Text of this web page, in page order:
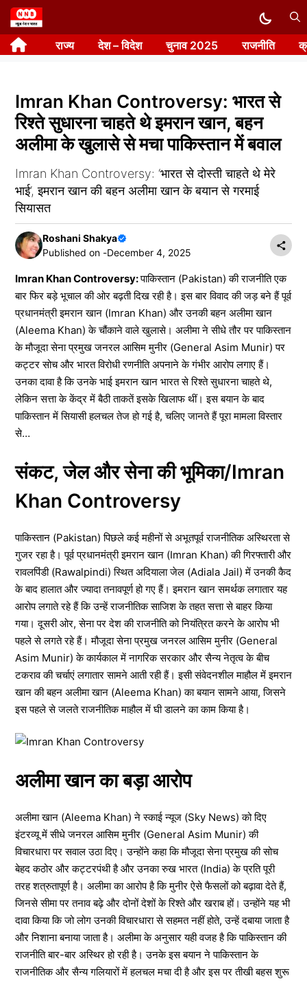
Skip
to
content राज्य देश – विदेश चुनाव 2025 राजनीति
Imran Khan Controversy: भारत से
रिश्ते सुधारना चाहते थे इमरान खान, बहन
अलीमा के खुलासे से मचा पाकिस्तान में बवाल
Imran Khan Controversy: ‘भारत से दोस्ती चाहते थे मेरे
भाई’, इमरान खान की बहन अलीमा खान के बयान से गरमाई
सियासत
Roshani Shakya
Published on -December 4, 2025
Imran Khan Controversy:पाकिस्तान (Pakistan) की राजनीति एक
बार फिर बड़े भूचाल की ओर बढ़ती दिख रही है। इस बार विवाद की जड़ बने हैं पूर्व
प्रधानमंत्री इमरान खान (Imran Khan) और उनकी बहन अलीमा खान
(Aleema Khan) के चौंकाने वाले खुलासे। अलीमा ने सीधे तौर पर पाकिस्तान
के मौजूदा सेना प्रमुख जनरल आसिम मुनीर (General Asim Munir) पर
कट्टर सोच और भारत विरोधी रणनीति अपनाने के गंभीर आरोप लगाए हैं।
उनका दावा है कि उनके भाई इमरान खान भारत से रिश्ते सुधारना चाहते थे,
लेकिन सत्ता के केंद्र में बैठी ताकतें इसके खिलाफ थीं। इस बयान के बाद
पाकिस्तान में सियासी हलचल तेज हो गई है, चलिए जानते हैं पूरा मामला विस्तार
से…
संकट, जेल और सेना की भूमिका/Imran
Khan Controversy
पाकिस्तान (Pakistan) पिछले कई महीनों से अभूतपूर्व राजनीतिक अस्थिरता से
गुजर रहा है। पूर्व प्रधानमंत्री इमरान खान (Imran Khan) की गिरफ्तारी और
रावलपिंडी (Rawalpindi) स्थित अदियाला जेल (Adiala Jail) में उनकी कैद
के बाद हालात और ज्यादा तनावपूर्ण हो गए हैं। इमरान खान समर्थक लगातार यह
आरोप लगाते रहे हैं कि उन्हें राजनीतिक साजिश के तहत सत्ता से बाहर किया
गया। दूसरी ओर, सेना पर देश की राजनीति को नियंत्रित करने के आरोप भी
पहले से लगते रहे हैं। मौजूदा सेना प्रमुख जनरल आसिम मुनीर (General
Asim Munir) के कार्यकाल में नागरिक सरकार और सैन्य नेतृत्व के बीच
टकराव की चर्चाएं लगातार सामने आती रही हैं। इसी संवेदनशील माहौल में इमरान
खान की बहन अलीमा खान (Aleema Khan) का बयान सामने आया, जिसने
इस पहले से जलते राजनीतिक माहौल में घी डालने का काम किया है।
अलीमा खान का बड़ा आरोप
अलीमा खान (Aleema Khan) ने स्काई न्यूज (Sky News) को दिए
इंटरव्यू में सीधे जनरल आसिम मुनीर (General Asim Munir) की
विचारधारा पर सवाल उठा दिए। उन्होंने कहा कि मौजूदा सेना प्रमुख की सोच
बेहद कठोर और कट्टरपंथी है और उनका रुख भारत (India) के प्रति पूरी
तरह शत्रुतापूर्ण है। अलीमा का आरोप है कि मुनीर ऐसे फैसलों को बढ़ावा देते हैं,
जिनसे सीमा पर तनाव बढ़े और दोनों देशों के रिश्ते और खराब हों। उन्होंने यह भी
दावा किया कि जो लोग उनकी विचारधारा से सहमत नहीं होते, उन्हें दबाया जाता है
और निशाना बनाया जाता है। अलीमा के अनुसार यही वजह है कि पाकिस्तान की
राजनीति बार-बार अस्थिर हो रही है। उनके इस बयान ने पाकिस्तान के
राजनीतिक और सैन्य गलियारों में हलचल मचा दी है और इस पर तीखी बहस शुरू